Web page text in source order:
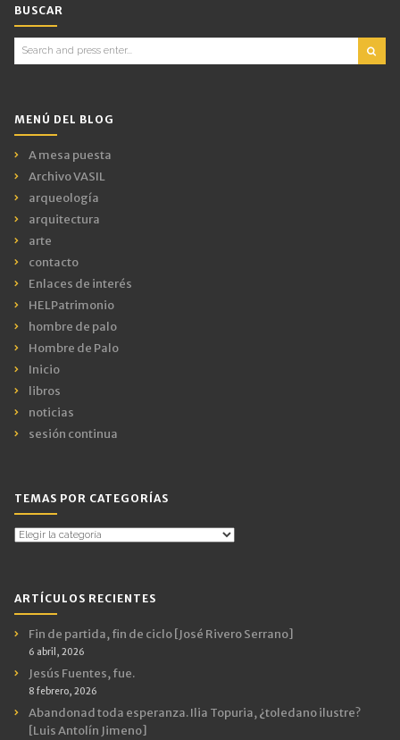
BUSCAR
Search
for:
MENÚ DEL BLOG
A mesa puesta
Archivo VASIL
arqueología
arquitectura
arte
contacto
Enlaces de interés
HELPatrimonio
hombre de palo
Hombre de Palo
Inicio
libros
noticias
sesión continua
TEMAS POR CATEGORÍAS
Temas
ARTÍCULOS RECIENTES
Fin de partida, fin de ciclo [José Rivero Serrano]
6 abril, 2026
Jesús Fuentes, fue.
8 febrero, 2026
Abandonad toda esperanza. Ilia Topuria, ¿toledano ilustre?
[Luis Antolín Jimeno]